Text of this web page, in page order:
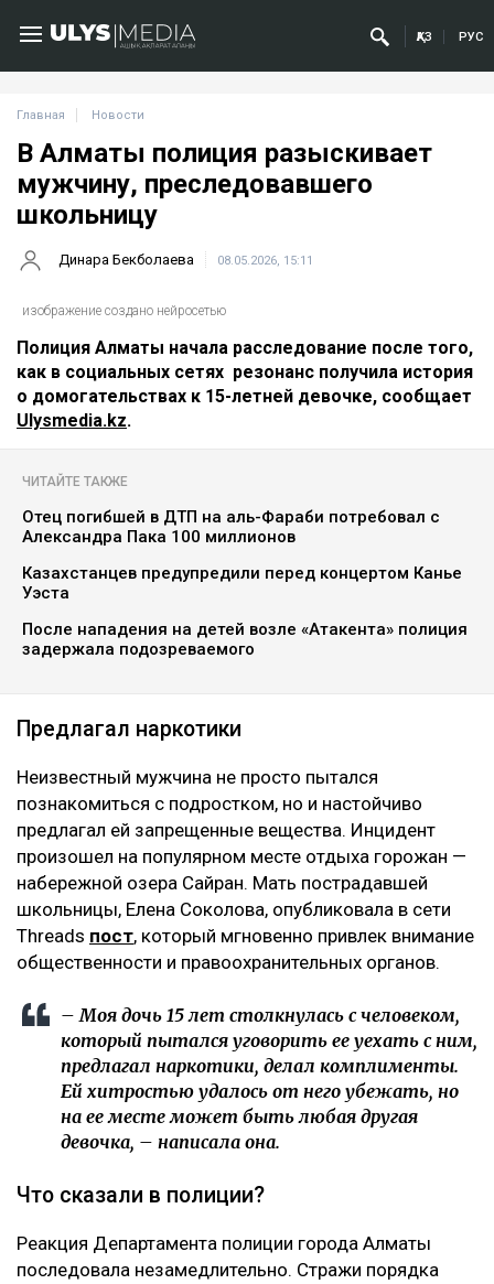
ҚАЗ РУС
Главная Новости
В Алматы полиция разыскивает
мужчину, преследовавшего
школьницу
Динара Бекболаева 08.05.2026, 15:11
изображение создано нейросетью
Полиция Алматы начала расследование после того,
как в социальных сетях резонанс получила история
о домогательствах к 15-летней девочке, сообщает
ЧИТАЙТЕ ТАКЖЕ
Отец погибшей в ДТП на аль-Фараби потребовал с
Александра Пака 100 миллионов
Казахстанцев предупредили перед концертом Канье
Уэста
После нападения на детей возле «Атакента» полиция
задержала подозреваемого
Неизвестный мужчина не просто пытался
познакомиться с подростком, но и настойчиво
предлагал ей запрещенные вещества. Инцидент
произошел на популярном месте отдыха горожан —
набережной озера Сайран. Мать пострадавшей
Threadsпост, который мгновенно привлек внимание
– Моя дочь 15 лет столкнулась с человеком,